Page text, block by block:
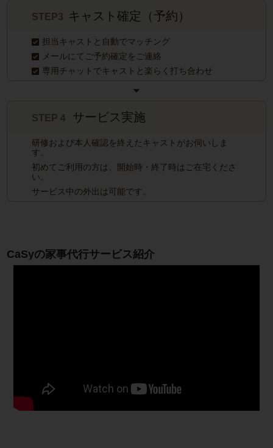
STEP3 キャスト確定（予約）
担当キャストと自動でマッチング
メールにてご予約確定をご連絡
専用チャットでキャストと楽らく打ち合わせ
STEP４ サービス実施
研修および本人確認を終えたキャストがお伺いしま
す。
初めてご利用の方は、開始時・終了時はご在宅くださ
い。
サービス中の外出は可能です。
CaSyの家事代行サービス紹介